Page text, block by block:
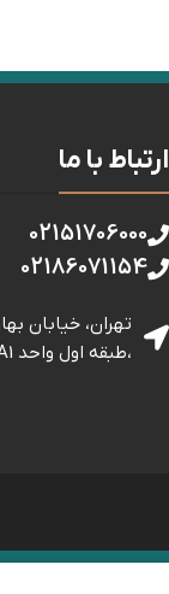
ارتباط با ما
02151706000
02186071154
،طبقه اول واحد A1